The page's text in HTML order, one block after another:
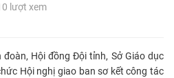
lượt xem
Hội đồng Đội tỉnh, Sở Giáo dục
Hội nghị giao ban sơ kết công tác